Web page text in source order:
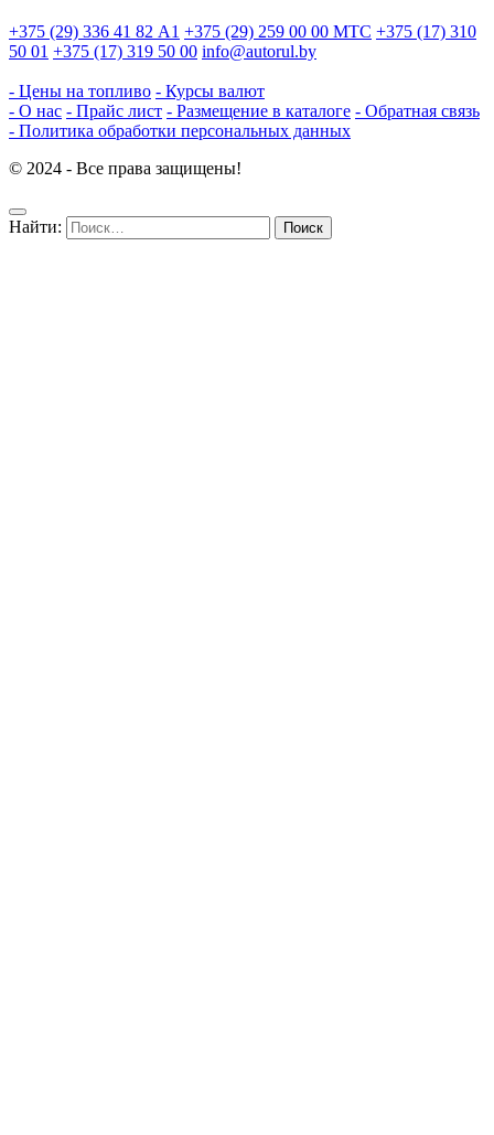
+375 (29) 336 41 82 А1 +375 (29) 259 00 00 МТС +375 (17) 310
50 01 +375 (17) 319 50 00 info@autorul.by
- Цены на топливо - Курсы валют
- О нас - Прайс лист - Размещение в каталоге - Обратная связь
- Политика обработки персональных данных
© 2024 - Все права защищены!
Найти: